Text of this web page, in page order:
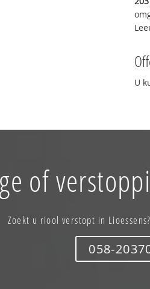
U
of
Zoekt u riool verstopt in
058-